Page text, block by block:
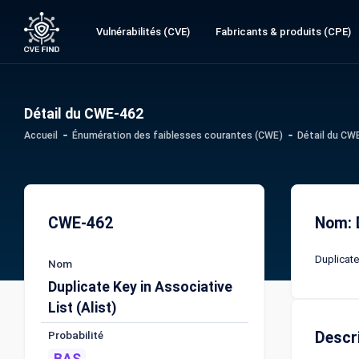
Vulnérabilités (CVE) Fabricants & produits (CPE)
Détail du CWE-462
Accueil Énumération des faiblesses courantes (CWE) Détail du
CWE-462
Nom
Duplicate Key in Associative
List (Alist)
Probabilité